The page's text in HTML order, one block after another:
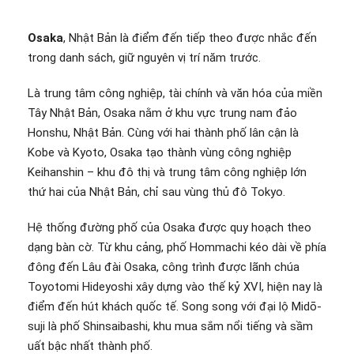
Osaka, Nhật Bản là điểm đến tiếp theo được nhắc đến
trong danh sách, giữ nguyên vị trí năm trước.
Là trung tâm công nghiệp, tài chính và văn hóa của miền
Tây Nhật Bản, Osaka nằm ở khu vực trung nam đảo
Honshu, Nhật Bản. Cùng với hai thành phố lân cận là
Kobe và Kyoto, Osaka tạo thành vùng công nghiệp
Keihanshin – khu đô thị và trung tâm công nghiệp lớn
thứ hai của Nhật Bản, chỉ sau vùng thủ đô Tokyo.
Hệ thống đường phố của Osaka được quy hoạch theo
dạng bàn cờ. Từ khu cảng, phố Hommachi kéo dài về phía
đông đến Lâu đài Osaka, công trình được lãnh chúa
Toyotomi Hideyoshi xây dựng vào thế kỷ XVI, hiện nay là
điểm đến hút khách quốc tế. Song song với đại lộ Midō-
suji là phố Shinsaibashi, khu mua sắm nổi tiếng và sầm
uất bậc nhất thành phố.